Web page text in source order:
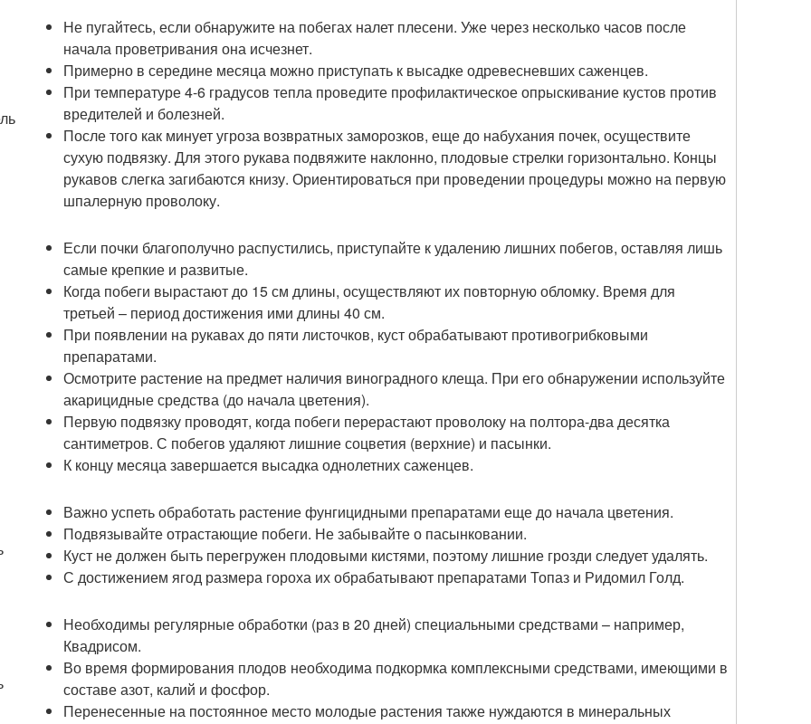
Не пугайтесь, если обнаружите на побегах налет плесени. Уже через несколько часов после
начала проветривания она исчезнет.
Примерно в середине месяца можно приступать к высадке одревесневших саженцев.
При температуре 4-6 градусов тепла проведите профилактическое опрыскивание кустов против
вредителей и болезней.
После того как минует угроза возвратных заморозков, еще до набухания почек, осуществите
сухую подвязку. Для этого рукава подвяжите наклонно, плодовые стрелки горизонтально. Концы
рукавов слегка загибаются книзу. Ориентироваться при проведении процедуры можно на первую
шпалерную проволоку.
Если почки благополучно распустились, приступайте к удалению лишних побегов, оставляя лишь
самые крепкие и развитые.
Когда побеги вырастают до 15 см длины, осуществляют их повторную обломку. Время для
третьей – период достижения ими длины 40 см.
При появлении на рукавах до пяти листочков, куст обрабатывают противогрибковыми
препаратами.
Осмотрите растение на предмет наличия виноградного клеща. При его обнаружении используйте
акарицидные средства (до начала цветения).
Первую подвязку проводят, когда побеги перерастают проволоку на полтора-два десятка
сантиметров. С побегов удаляют лишние соцветия (верхние) и пасынки.
К концу месяца завершается высадка однолетних саженцев.
Важно успеть обработать растение фунгицидными препаратами еще до начала цветения.
Подвязывайте отрастающие побеги. Не забывайте о пасынковании.
Куст не должен быть перегружен плодовыми кистями, поэтому лишние грозди следует удалять.
С достижением ягод размера гороха их обрабатывают препаратами Топаз и Ридомил Голд.
Необходимы регулярные обработки (раз в 20 дней) специальными средствами – например,
Квадрисом.
Во время формирования плодов необходима подкормка комплексными средствами, имеющими в
составе азот, калий и фосфор.
Перенесенные на постоянное место молодые растения также нуждаются в минеральных